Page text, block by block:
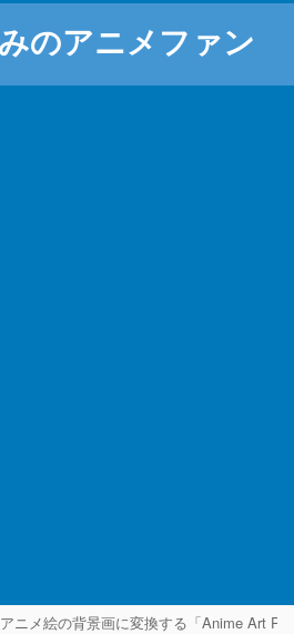
のアニメファン
ニメ絵の背景画に変換する「Anime Art